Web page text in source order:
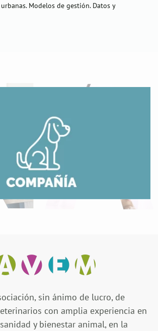
Modelos de gestión. Datos y
sin ánimo de lucro, de
con amplia experiencia en
y bienestar animal, en la